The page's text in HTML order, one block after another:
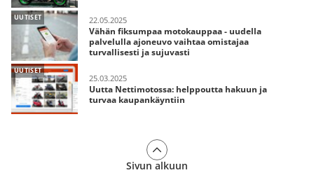
UUTISET 22.05.2025
Vähän fiksumpaa motokauppaa - uudella
palvelulla ajoneuvo vaihtaa omistajaa
turvallisesti ja sujuvasti
UUTISET
25.03.2025
Uutta Nettimotossa: helppoutta hakuun ja
turvaa kaupankäyntiin
Sivun alkuun